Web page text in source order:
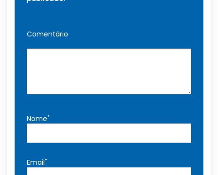
Comentário
Nome*
Email*